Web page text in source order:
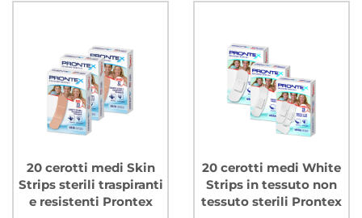
STRIPS
STERILI
PRONTEX AL
CARRELLO
20 cerotti medi Skin
Strips sterili traspiranti
e resistenti Prontex
20 cerotti medi White
Strips in tessuto non
tessuto sterili Prontex